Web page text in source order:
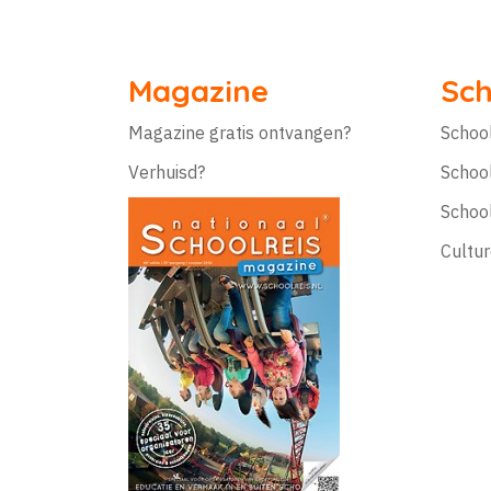
Magazine
Magazine gratis ontvangen?
Verhuisd?